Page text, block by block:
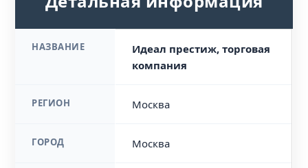
НАЗВАНИЕ
Идеал престиж, торговая
компания
РЕГИОН Москва
ГОРОД Москва